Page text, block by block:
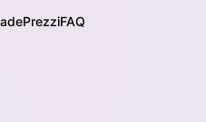
PrezziFAQ